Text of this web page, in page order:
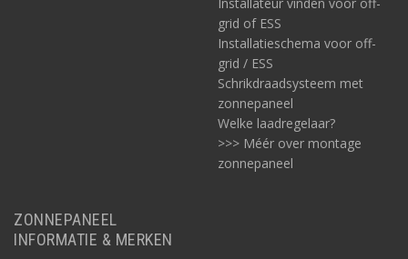
grid of ESS
Installatieschema voor off-
grid / ESS
Schrikdraadsysteem met
zonnepaneel
Welke laadregelaar?
>>> Méér over montage
zonnepaneel
ZONNEPANEEL
INFORMATIE & MERKEN